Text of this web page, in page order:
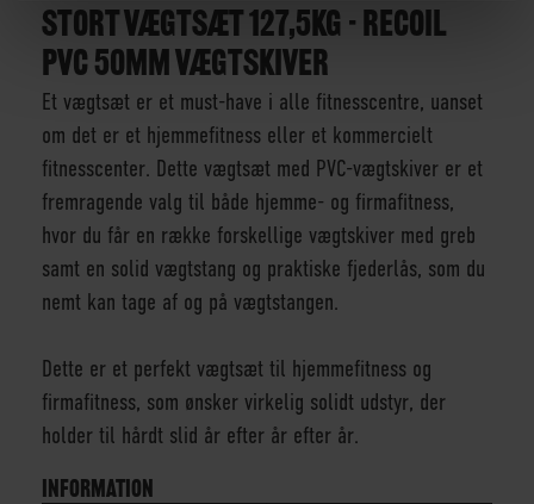
STORT VÆGTSÆT 127,5KG - RECOIL
PVC 50MM VÆGTSKIVER
Et vægtsæt er et must-have i alle fitnesscentre, uanset
om det er et hjemmefitness eller et kommercielt
fitnesscenter. Dette vægtsæt med PVC-vægtskiver er et
fremragende valg til både hjemme- og firmafitness,
hvor du får en række forskellige vægtskiver med greb
samt en solid vægtstang og praktiske fjederlås, som du
nemt kan tage af og på vægtstangen.
Dette er et perfekt vægtsæt til hjemmefitness og
firmafitness, som ønsker virkelig solidt udstyr, der
holder til hårdt slid år efter år efter år.
INFORMATION